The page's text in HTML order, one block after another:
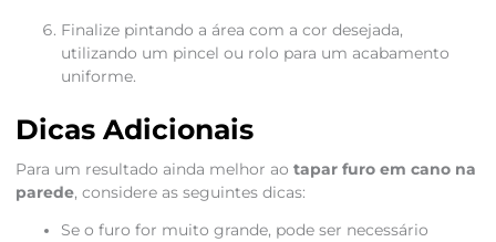
Finalize pintando a área com a cor desejada,
utilizando um pincel ou rolo para um acabamento
uniforme.
Dicas Adicionais
Para um resultado ainda melhor ao tapar furo em cano na
parede, considere as seguintes dicas:
Se o furo for muito grande, pode ser necessário